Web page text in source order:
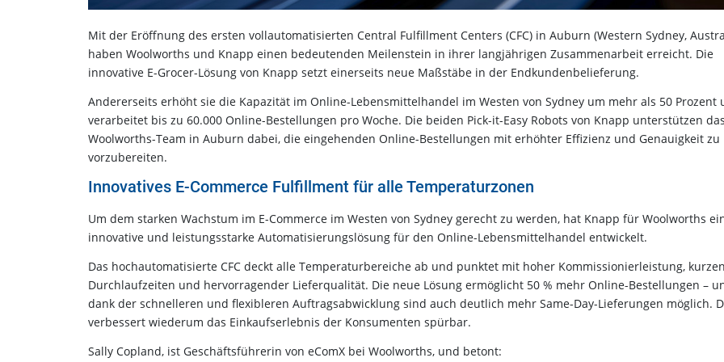
Mit der Eröffnung des ersten vollautomatisierten Central Fulfillment Centers (CFC) in Auburn (Western Sydney,
haben Woolworths und Knapp einen bedeutenden Meilenstein in ihrer langjährigen Zusammenarbeit erreicht. Die
innovative E-Grocer-Lösung von Knapp setzt einerseits neue Maßstäbe in der Endkundenbelieferung.
Andererseits erhöht sie die Kapazität im Online-Lebensmittelhandel im Westen von Sydney um mehr als 50 Prozent
verarbeitet bis zu 60.000 Online-Bestellungen pro Woche. Die beiden Pick-it-Easy Robots von Knapp unterstützen
Woolworths-Team in Auburn dabei, die eingehenden Online-Bestellungen mit erhöhter Effizienz und Genauigkeit zu
vorzubereiten.
Innovatives E-Commerce Fulfillment für alle Temperaturzonen
Um dem starken Wachstum im E-Commerce im Westen von Sydney gerecht zu werden, hat Knapp für Woolworths
innovative und leistungsstarke Automatisierungslösung für den Online-Lebensmittelhandel entwickelt.
Das hochautomatisierte CFC deckt alle Temperaturbereiche ab und punktet mit hoher Kommissionierleistung,
Durchlaufzeiten und hervorragender Lieferqualität. Die neue Lösung ermöglicht 50 % mehr Online-Bestellungen –
dank der schnelleren und flexibleren Auftragsabwicklung sind auch deutlich mehr Same-Day-Lieferungen möglich.
verbessert wiederum das Einkaufserlebnis der Konsumenten spürbar.
Sally Copland, ist Geschäftsführerin von eComX bei Woolworths, und betont: